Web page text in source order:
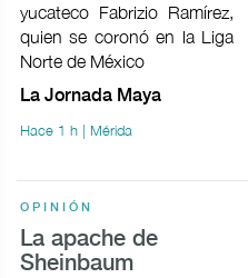
yucateco Fabrizio Ramírez,
quien se coronó en la Liga
Norte de México
La Jornada Maya
Hace 1 h | Mérida
OPINIÓN
La apache de
Sheinbaum